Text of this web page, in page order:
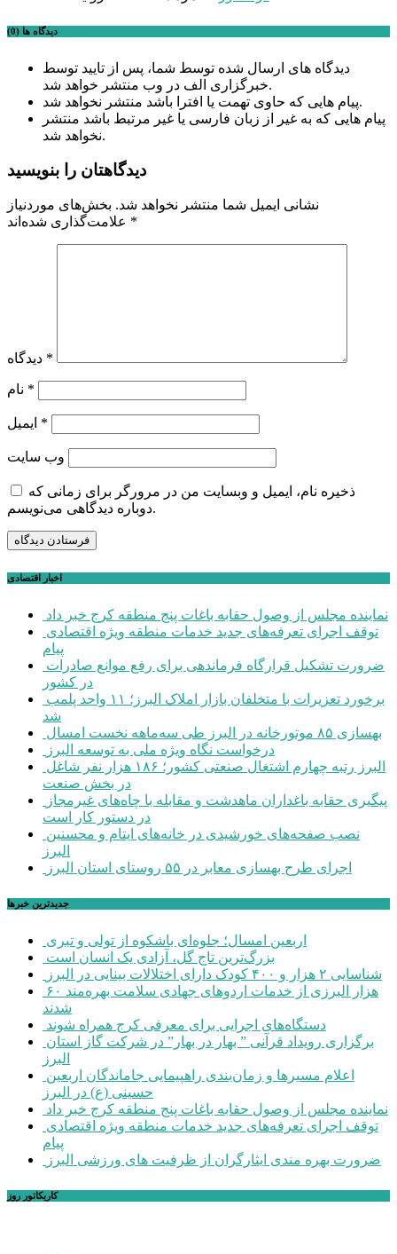
دیدگاه ها (0)
دیدگاه های ارسال شده توسط شما، پس از تایید توسط
خبرگزاری الف در وب منتشر خواهد شد.
پیام هایی که حاوی تهمت یا افترا باشد منتشر نخواهد شد.
پیام هایی که به غیر از زبان فارسی یا غیر مرتبط باشد منتشر
نخواهد شد.
دیدگاهتان را بنویسید
نشانی ایمیل شما منتشر نخواهد شد. بخش‌های موردنیاز
*
*
*
*
وب‌ سایت
ذخیره نام، ایمیل و وبسایت من در مرورگر برای زمانی که
دوباره دیدگاهی می‌نویسم.
اخبار اقتصادی
نماینده مجلس از وصول حقابه باغات پنج منطقه کرج خبر داد
پیام
در کشور
شد
بهسازی ۸۵ موتورخانه در البرز طی سه‌ماهه نخست امسال
درخواست نگاه ویژه ملی به توسعه البرز
در بخش صنعت
در دستور کار است
البرز
اجرای طرح بهسازی معابر در ۵۵ روستای استان البرز
جديدترين خبرها
اربعین امسال؛ جلوه‌ای باشکوه از تولی و تبری
بزرگ‌ترین تاج گل، آزادی یک انسان است
شناسایی ۲ هزار و ۴۰۰ کودک دارای اختلالات بینایی در البرز
۶۰ هزار البرزی از خدمات اردوهای جهادی سلامت بهره‌مند
شدند
دستگاه‌های اجرایی برای معرفی کرج همراه شوند
البرز
حسینی (ع) در البرز
نماینده مجلس از وصول حقابه باغات پنج منطقه کرج خبر داد
پیام
ضرورت بهره مندی ایثارگران از ظرفیت های ورزشی البرز
کاریکاتور روز